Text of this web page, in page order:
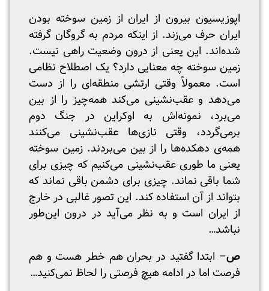
اپوزیسیون بیرون از ایران از زمین سوخته ‌بودن
ایران حرف می‌زند. از اینکه مردم به گروگان گرفته
‌شده‌اند. این یعنی از درون وضعیت راهی نیست.
زمین سوخته چه معنایی دارد؟ یک اصطلاح نظامی
است. معمولاً وقتی ارتشی منطقه‌ای را از دست
می‌دهد و عقب‌نشینی می‌کند همه‌چیز را از بین
می‌برد، نمونه‌اش به اوکراین در جنگ دوم
برمی‌گردد، وقتی نازی‌ها عقب‌نشینی می‌کنند
همه‌ی دهکده‌ها را از بین می‌بردند. زمین سوخته
یعنی ما طوری عقب‌نشینی می‌کنیم که چیزی برای
شما باقی نماند. چیزی برای دشمن باقی نماند که
بتواند از آن استفاده کند. این تصور غالبی در خارج
از ایران است و به نظر می‌آید در درون این‌طور
نباشد…
ص– ابتدا گفتید در بحران هم خطر هست و هم
فرصت اما در ادامه هیچ فرصتی را لحاظ نمی‌کنید…